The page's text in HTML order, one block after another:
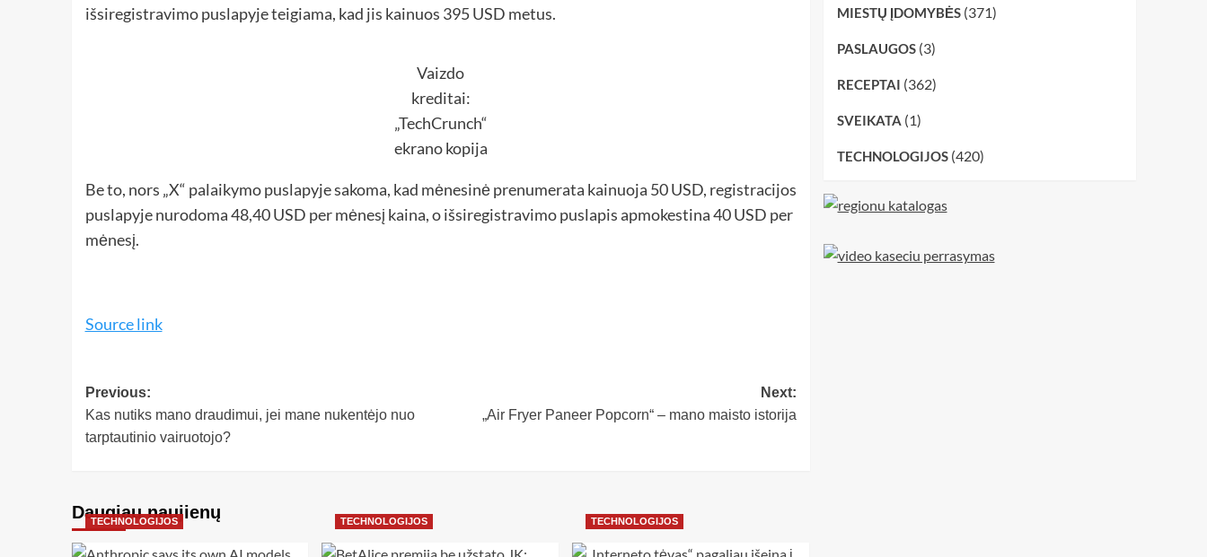
išsiregistravimo puslapyje teigiama, kad jis kainuos 395 USD metus.
Vaizdo
kreditai:
„TechCrunch“
ekrano kopija
Be to, nors „X“ palaikymo puslapyje sakoma, kad mėnesinė prenumerata kainuoja 50 USD, registracijos
puslapyje nurodoma 48,40 USD per mėnesį kaina, o išsiregistravimo puslapis apmokestina 40 USD per
mėnesį.
Source link
Previous:
Kas nutiks mano draudimui, jei mane nukentėjo nuo
tarptautinio vairuotojo?
Next:
„Air Fryer Paneer Popcorn“ – mano maisto istorija
Daugiau naujienų
TECHNOLOGIJOS TECHNOLOGIJOS TECHNOLOGIJOS
MIESTŲ ĮDOMYBĖS(371)
PASLAUGOS(3)
RECEPTAI (362)
SVEIKATA (1)
TECHNOLOGIJOS(420)